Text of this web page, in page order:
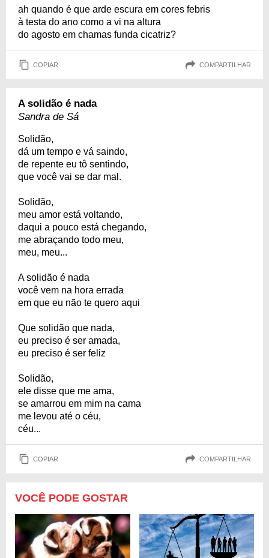
ah quando é que arde escura em cores febris
à testa do ano como a vi na altura
do agosto em chamas funda cicatriz?
COPIAR COMPARTILHAR
A solidão é nada
Sandra de Sá
Solidão,
dá um tempo e vá saindo,
de repente eu tô sentindo,
que você vai se dar mal.
Solidão,
meu amor está voltando,
daqui a pouco está chegando,
me abraçando todo meu,
meu, meu...
A solidão é nada
você vem na hora errada
em que eu não te quero aqui
Que solidão que nada,
eu preciso é ser amada,
eu preciso é ser feliz
Solidão,
ele disse que me ama,
se amarrou em mim na cama
me levou até o céu,
céu...
COPIAR COMPARTILHAR
VOCÊ PODE GOSTAR